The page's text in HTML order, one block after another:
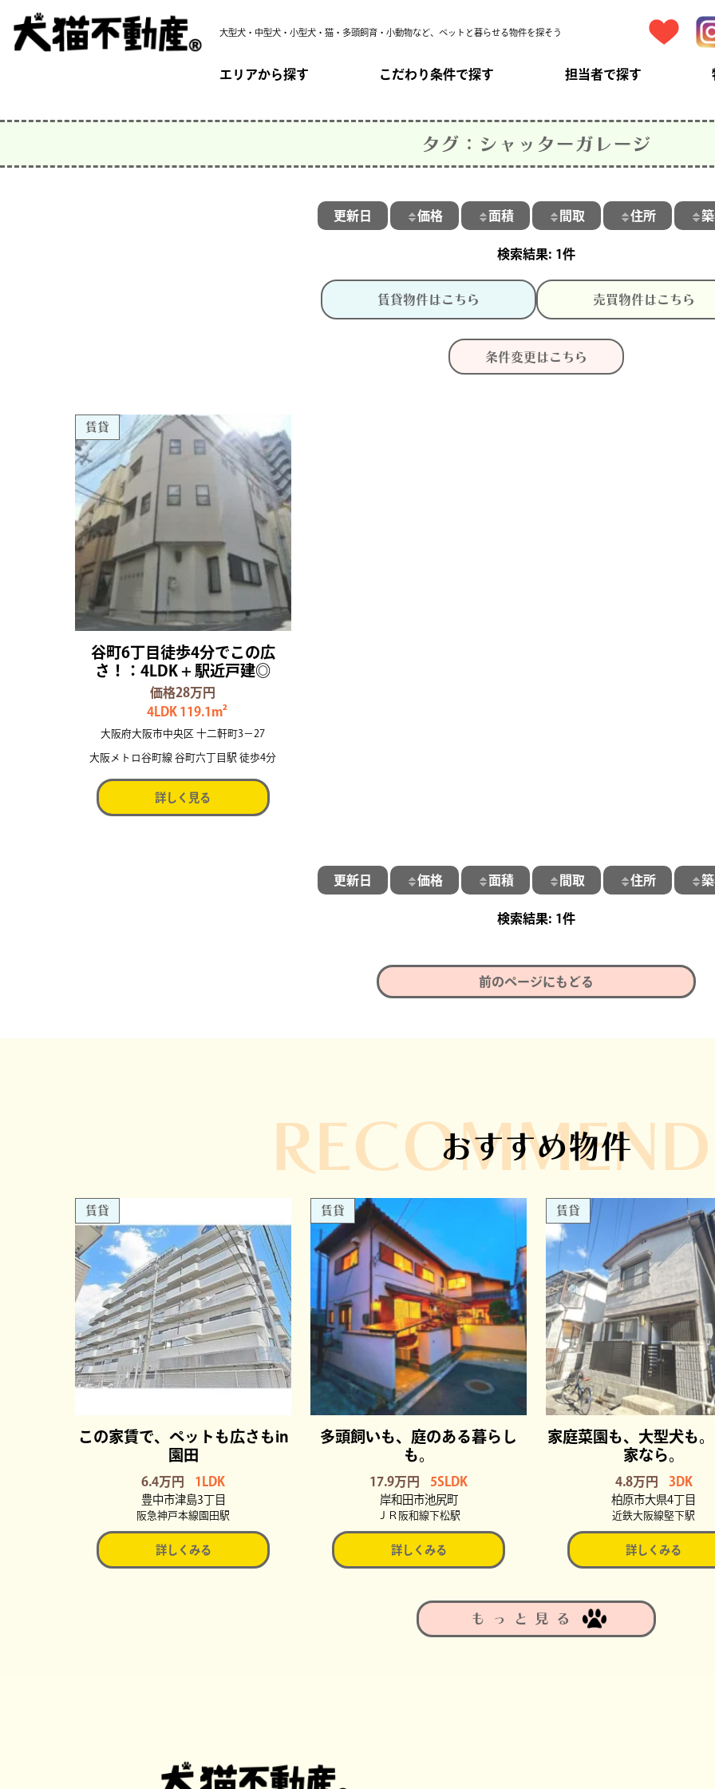
大型犬・中型犬・小型犬・猫・多頭飼育・小動物など、ペットと暮らせる物件を探そう
エリアから探す こだわり条件で探す 担当者で探す
タグ：シャッターガレージ
更新日 価格 面積 間取 住所
1件
賃貸物件はこちら 売買物件はこちら
条件変更はこちら
賃貸
谷町6丁目徒歩4分でこの広
さ！：4LDK + 駅近戸建◎
価格28万円
4LDK 119.1m²
大阪府大阪市中央区 十二軒町3−27
大阪メトロ谷町線 谷町六丁目駅 徒歩4分
詳しく見る
更新日 価格 面積 間取 住所
1件
前のページにもどる
おすすめ物件
賃貸
この家賃で、ペットも広さもin
園田
6.4万円 1LDK
豊中市津島3丁目
阪急神戸本線園田駅
詳しくみる
賃貸
多頭飼いも、庭のある暮らし
も。
17.9万円 5SLDK
岸和田市池尻町
ＪＲ阪和線下松駅
詳しくみる
賃貸
家庭菜園も、大型犬も
家なら。
4.8万円 3DK
柏原市大県4丁目
近鉄大阪線堅下駅
詳しくみる
もっと見る